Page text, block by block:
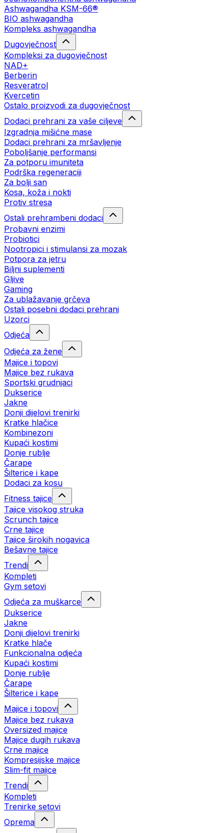
Ashwagandha KSM-66®
BIO ashwagandha
Kompleks ashwagandha
Dugovječnost
Kompleksi za dugovječnost
NAD+
Berberin
Resveratrol
Kvercetin
Ostalo proizvodi za dugovječnost
Dodaci prehrani za vaše ciljeve
Izgradnja mišićne mase
Dodaci prehrani za mršavljenje
Poboljšanje performansi
Za potporu imuniteta
Podrška regeneraciji
Za bolji san
Kosa, koža i nokti
Protiv stresa
Ostali prehrambeni dodaci
Probavni enzimi
Probiotici
Nootropici i stimulansi za mozak
Potpora za jetru
Biljni suplementi
Gljive
Gaming
Za ublažavanje grčeva
Ostali posebni dodaci prehrani
Uzorci
Odjeća
Odjeća za žene
Majice i topovi
Majice bez rukava
Sportski grudnjaci
Dukserice
Jakne
Donji dijelovi trenirki
Kratke hlačice
Kombinezoni
Kupaći kostimi
Donje rublje
Čarape
Šilterice i kape
Dodaci za kosu
Fitness tajice
Tajice visokog struka
Scrunch tajice
Crne tajice
Tajice širokih nogavica
Bešavne tajice
Trendi
Kompleti
Gym setovi
Odjeća za muškarce
Dukserice
Jakne
Donji dijelovi trenirki
Kratke hlače
Funkcionalna odjeća
Kupaći kostimi
Donje rublje
Čarape
Šilterice i kape
Majice i topovi
Majice bez rukava
Oversized majice
Majice dugih rukava
Crne majice
Kompresijske majice
Slim-fit majice
Trendi
Kompleti
Trenirke setovi
Oprema